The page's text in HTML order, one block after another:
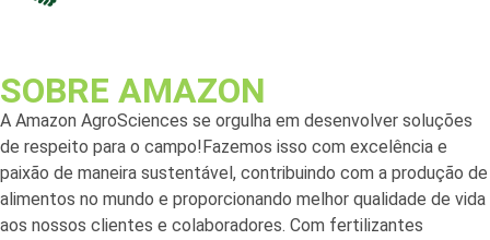
SOBRE AMAZON
A Amazon AgroSciences se orgulha em desenvolver soluções
de respeito para o campo!Fazemos isso com excelência e
paixão de maneira sustentável, contribuindo com a produção de
alimentos no mundo e proporcionando melhor qualidade de vida
aos nossos clientes e colaboradores. Com fertilizantes